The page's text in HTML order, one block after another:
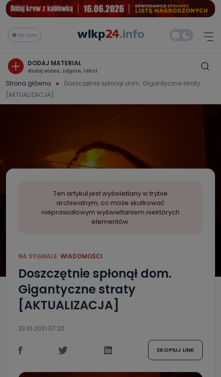
Na żywo
DODAJ MATERIAŁ
dodaj wideo, zdjęcie, tekst
Strona główna
Doszczętnie spłonął dom. Gigantyczne straty
[AKTUALIZACJA]
Ten artykuł jest wyświetlany w trybie
archiwalnym, co może skutkować
nieprawidłowym wyświetlaniem niektórych
elementów.
NA SYGNALE WIADOMOŚCI
Doszczętnie spłonął dom.
Gigantyczne straty
[AKTUALIZACJA]
23.10.2021 07:20
SKOPIUJ LINK